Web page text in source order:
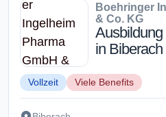
Boehringer
& Co. KG
in
Vollzeit Viele Benefits